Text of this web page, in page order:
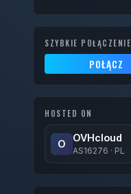
SZYBKIE POŁĄCZENIE
POŁĄCZ
HOSTED ON
O
OVHcloud
AS16276 · PL